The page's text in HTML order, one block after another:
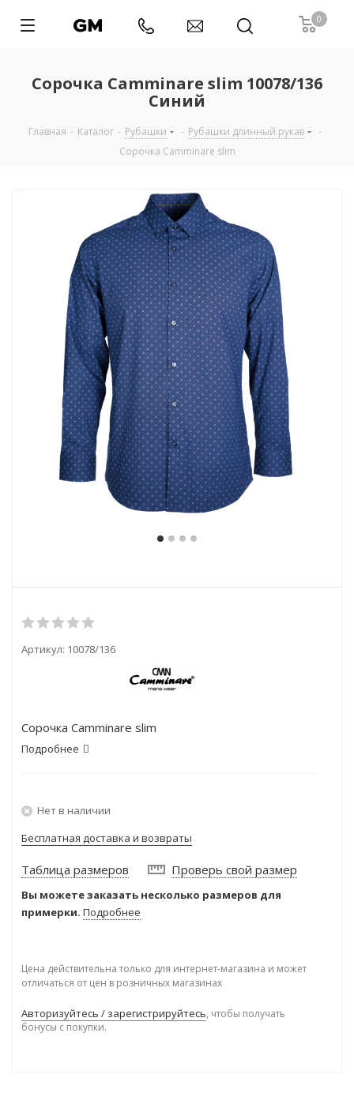
0
Сорочка Camminare slim 10078/136
Синий
Главная - Каталог - Рубашки - Рубашки длинный рукав
-
Сорочка Camminare slim
Артикул: 10078/136
Сорочка Camminare slim
Подробнее
Нет в наличии
Бесплатная доставка и возвраты
Таблица размеров Проверь свой размер
Вы можете заказать несколько размеров для
примерки. Подробнее
Цена действительна только для интернет-магазина и может
отличаться от цен в розничных магазинах
Авторизуйтесь / зарегистрируйтесь, чтобы получать
бонусы с покупки.